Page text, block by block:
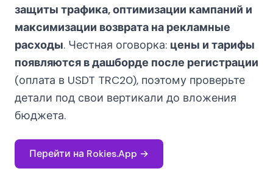
защиты трафика, оптимизации кампаний и
максимизации возврата на рекламные
расходы. Честная оговорка: цены и тарифы
появляются в дашборде после регистрации
(оплата в USDT TRC20), поэтому проверьте
детали под свои вертикали до вложения
бюджета.
Перейти на Rokies.App →